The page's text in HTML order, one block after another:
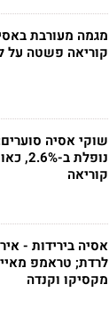
מגמה מעורבת
קוריאה פשטה על
שוקי אסיה
נופלת
קוריאה
אסיה בירידות -
לרדת; טראמפ
מקסיקו וקנדה